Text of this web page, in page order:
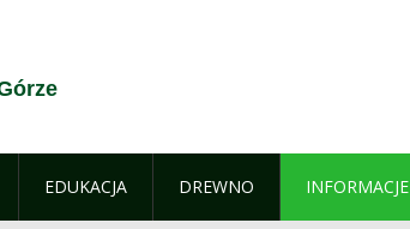
EDUKACJA DREWNO INFORMACJE